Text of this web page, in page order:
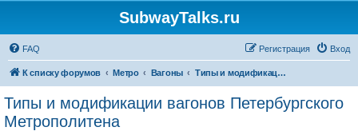
SubwayTalks.ru
FAQ Вход
Регистрация
К списку форумов Метро Вагоны Типы и модификации вагонов Петербургского Метрополитена
Типы и модификации вагонов Петербургского
Метрополитена